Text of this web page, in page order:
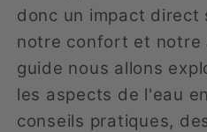
donc un impact direct
notre confort et notre
guide nous allons
les aspects de l'eau
conseils pratiques,